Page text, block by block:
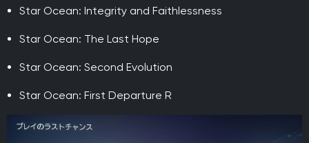
Star Ocean: Integrity and Faithlessness
Star Ocean: The Last Hope
Star Ocean: Second Evolution
Star Ocean: First Departure R